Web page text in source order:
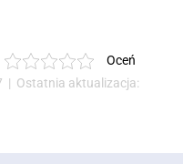
Oceń
| Ostatnia aktualizacja: